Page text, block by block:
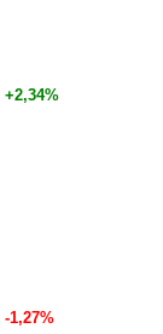
+2,34%
-1,27%